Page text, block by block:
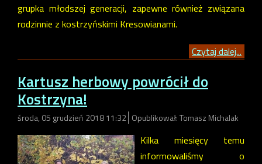
grupka młodszej generacji, zapewne również związana
rodzinnie z kostrzyńskimi Kresowianami.
Czytaj dalej...
Kartusz herbowy powrócił do
Kostrzyna!
środa, 05 grudzień 2018 11:32 Opublikował: Tomasz Michalak
Kilka miesięcy temu
informowaliśmy o